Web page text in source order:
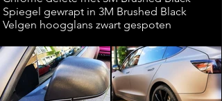
Spiegel gewrapt in 3M Brushed Black
Velgen hoogglans zwart gespoten